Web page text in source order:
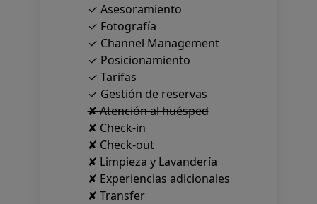
✓ Asesoramiento
✓ Fotografía
✓ Channel Management
✓ Posicionamiento
✓ Tarifas
✓ Gestión de reservas
✘ Atención al huésped
✘ Check-in
✘ Check-out
✘ Limpieza y Lavandería
✘ Experiencias adicionales
✘ Transfer